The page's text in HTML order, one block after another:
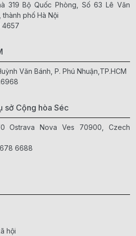
319 Bộ Quốc Phòng, Số 63 Lê Văn
phố Hà Nội
4657
Văn Bánh, P. Phú Nhuận,TP.HCM
sở Cộng hòa Séc
Ostrava Nova Ves 70900, Czech
6688
hội